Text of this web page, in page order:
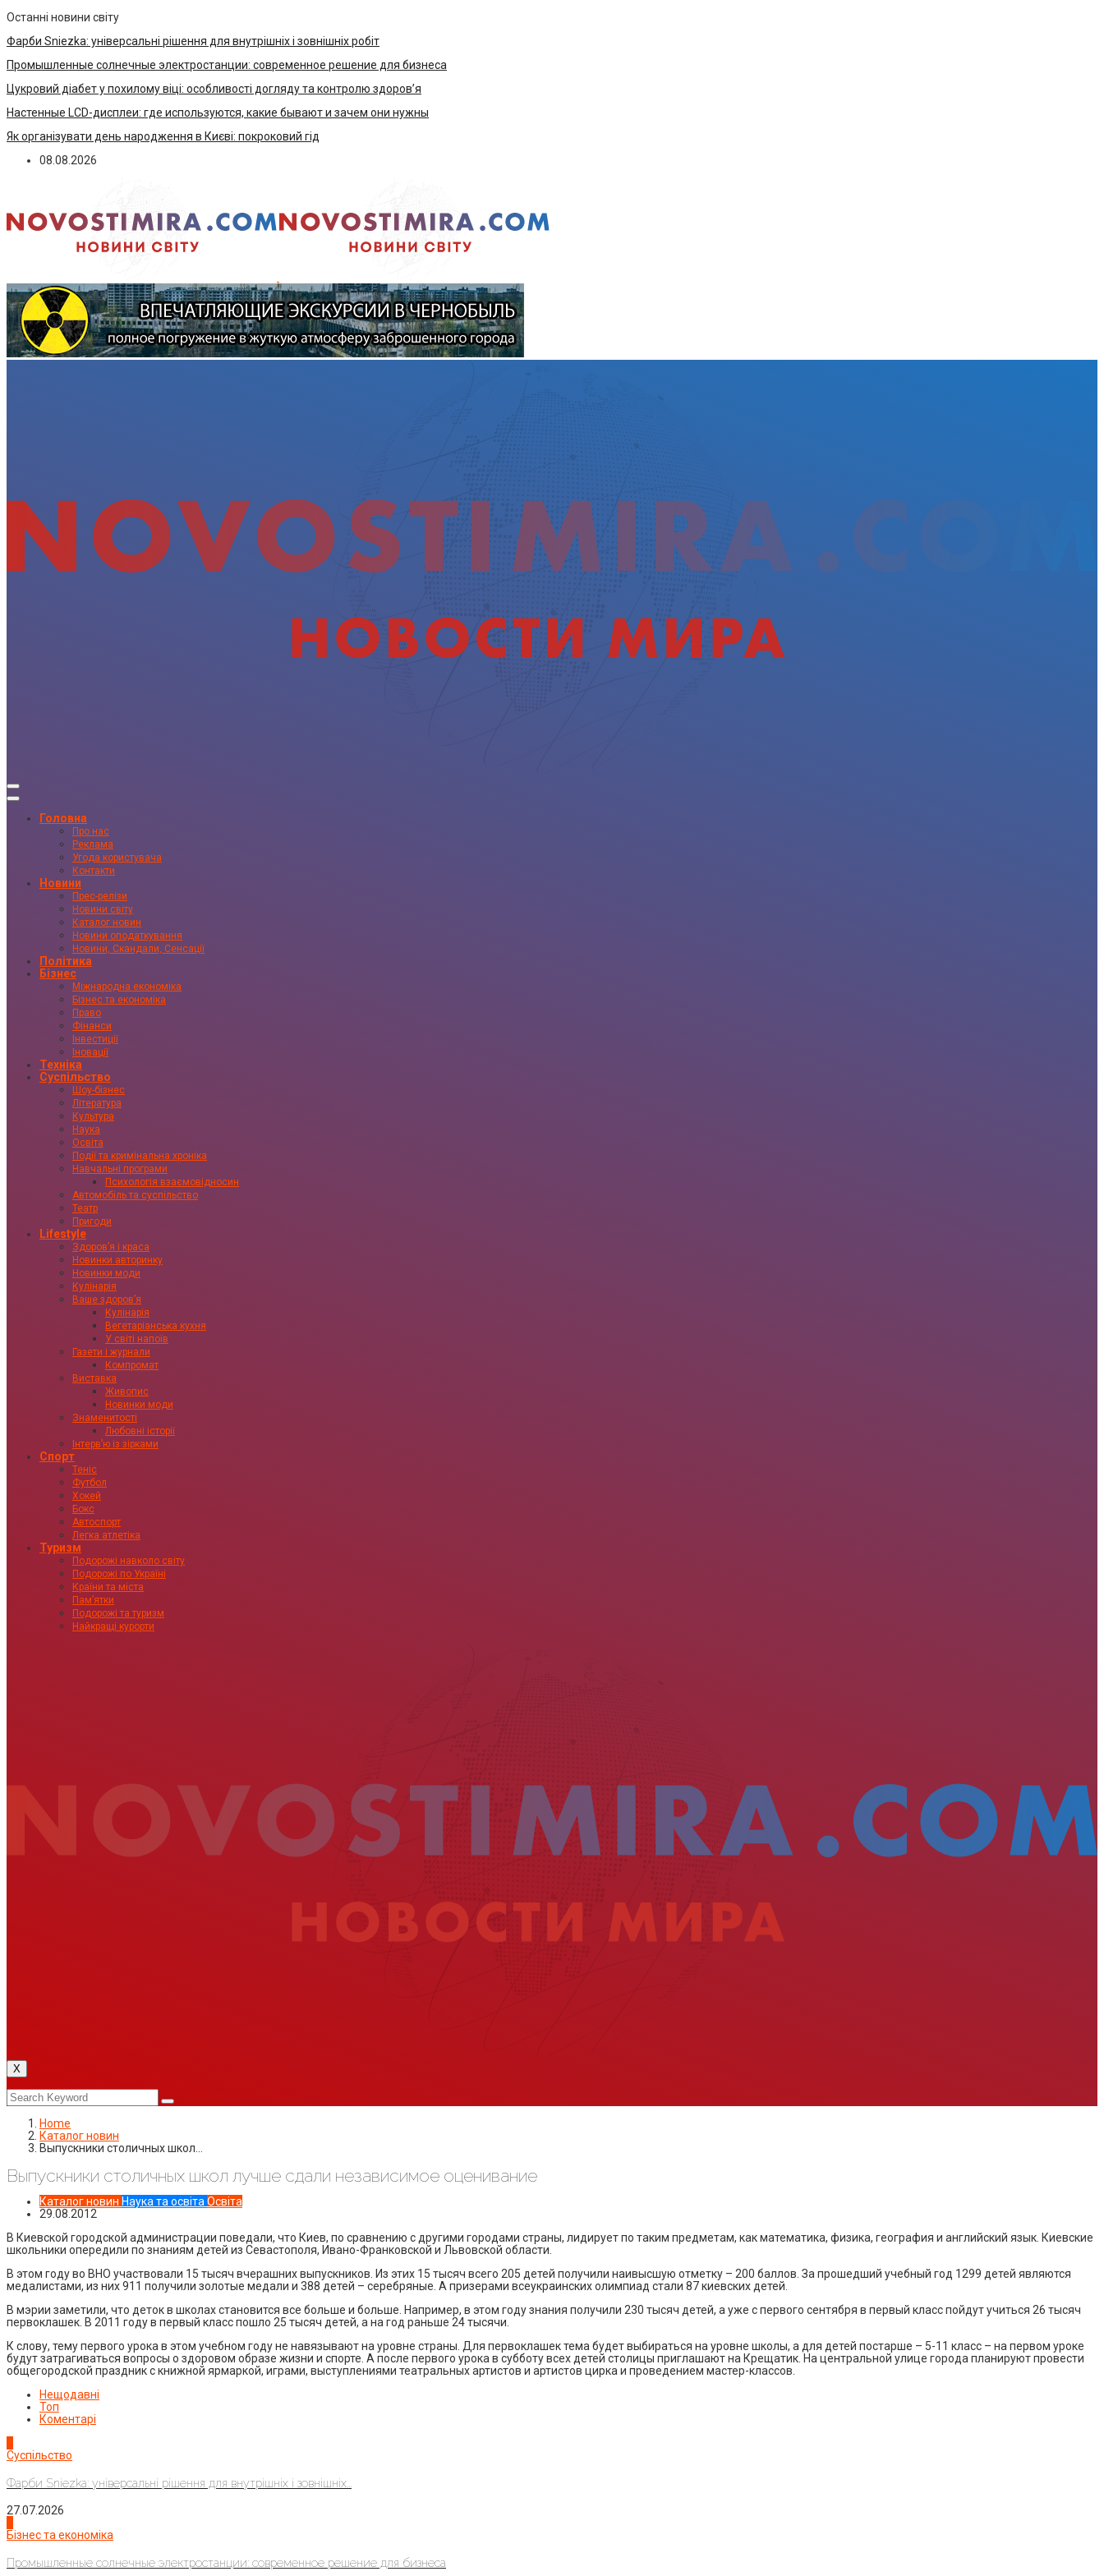
Останні новини світу
Фарби Sniezka: універсальні рішення для внутрішніх і зовнішніх робіт
Промышленные солнечные электростанции: современное решение для бизнеса
Цукровий діабет у похилому віці: особливості догляду та контролю здоров’я
Настенные LCD-дисплеи: где используются, какие бывают и зачем они нужны
Як організувати день народження в Києві: покроковий гід
08.08.2026
Головна
Про нас
Реклама
Угода користувача
Контакти
Новини
Прес-релізи
Новини світу
Каталог новин
Новини оподаткування
Новини, Скандали, Сенсації
Політика
Бізнес
Міжнародна економіка
Бізнес та економіка
Право
Фінанси
Інвестиції
Іновації
Техніка
Суспільство
Шоу-бізнес
Література
Культура
Наука
Освіта
Події та кримінальна хроніка
Навчальні програми
Психологія взаємовідносин
Автомобіль та суспільство
Театр
Пригоди
Lifestyle
Здоровʼя і краса
Новинки авторинку
Новинки моди
Кулінарія
Ваше здоровʼя
Кулінарія
Вегетаріанська кухня
У світі напоїв
Газети і журнали
Компромат
Виставка
Живопис
Новинки моди
Знаменитості
Любовні історії
Інтервʼю із зірками
Спорт
Теніс
Футбол
Хокей
Бокс
Автоспорт
Легка атлетіка
Туризм
Подорожі навколо світу
Подорожі по Україні
Країни та міста
Пам’ятки
Подорожі та туризм
Найкращі курорти
X
Home
Каталог новин
Выпускники столичных школ…
Выпускники столичных школ лучше сдали независимое оценивание
Каталог новин Наука та освіта Освіта
29.08.2012
В Киевской городской администрации поведали, что Киев, по сравнению с другими городами страны, лидирует по таким предметам, как математика, физика, география и английский язык. Киевские
школьники опередили по знаниям детей из Севастополя, Ивано-Франковской и Львовской области.
В этом году во ВНО участвовали 15 тысяч вчерашних выпускников. Из этих 15 тысяч всего 205 детей получили наивысшую отметку – 200 баллов. За прошедший учебный год 1299 детей являются
медалистами, из них 911 получили золотые медали и 388 детей – серебряные. А призерами всеукраинских олимпиад стали 87 киевских детей.
В мэрии заметили, что деток в школах становится все больше и больше. Например, в этом году знания получили 230 тысяч детей, а уже с первого сентября в первый класс пойдут учиться 26 тысяч
первоклашек. В 2011 году в первый класс пошло 25 тысяч детей, а на год раньше 24 тысячи.
К слову, тему первого урока в этом учебном году не навязывают на уровне страны. Для первоклашек тема будет выбираться на уровне школы, а для детей постарше – 5-11 класс – на первом уроке
будут затрагиваться вопросы о здоровом образе жизни и спорте. А после первого урока в субботу всех детей столицы приглашают на Крещатик. На центральной улице города планируют провести
общегородской праздник с книжной ярмаркой, играми, выступлениями театральных артистов и артистов цирка и проведением мастер-классов.
Нещодавні
Топ
Коментарі
Суспільство
Фарби Sniezka: універсальні рішення для внутрішніх і зовнішніх...
27.07.2026
Бізнес та економіка
Промышленные солнечные электростанции: современное решение для бизнеса